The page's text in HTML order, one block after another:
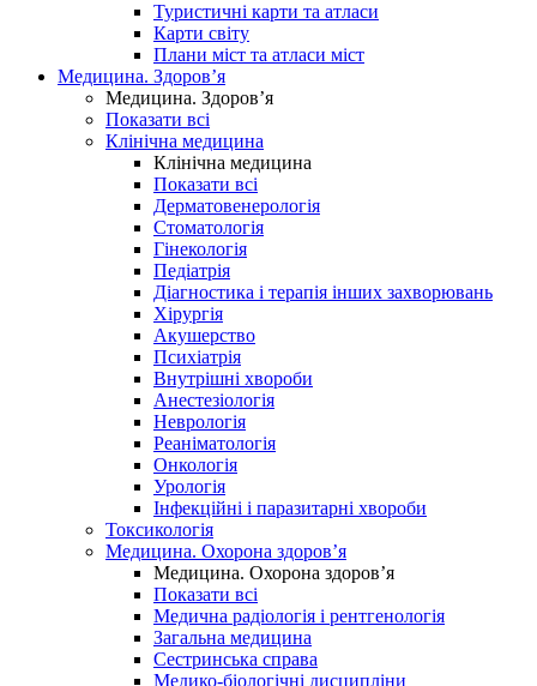
Туристичні карти та атласи
Карти світу
Плани міст та атласи міст
Медицина. Здоров’я
Медицина. Здоров’я
Показати всі
Клінічна медицина
Клінічна медицина
Показати всі
Дерматовенерологія
Стоматологія
Гінекологія
Педіатрія
Діагностика і терапія інших захворювань
Хірургія
Акушерство
Психіатрія
Внутрішні хвороби
Анестезіологія
Неврологія
Реаніматологія
Онкологія
Урологія
Інфекційні і паразитарні хвороби
Токсикологія
Медицина. Охорона здоров’я
Медицина. Охорона здоров’я
Показати всі
Медична радіологія і рентгенологія
Загальна медицина
Сестринська справа
Медико-біологічні дисципліни